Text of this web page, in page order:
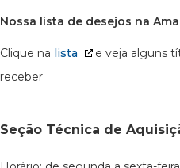
Nossa lista de desejos na
Clique na lista
e veja alguns
receber
Seção Técnica de